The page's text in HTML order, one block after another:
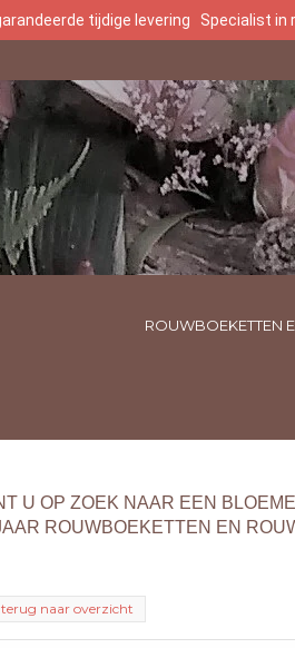
tijdige levering Specialist in
ROUWBOEKETTEN
U OP ZOEK NAAR EEN
ROUWBOEKETTEN EN
terug naar overzicht